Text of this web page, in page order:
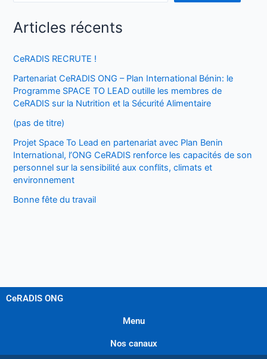
Articles récents
CeRADIS RECRUTE !
Partenariat CeRADIS ONG – Plan International Bénin: le
Programme SPACE TO LEAD outille les membres de
CeRADIS sur la Nutrition et la Sécurité Alimentaire
(pas de titre)
Projet Space To Lead en partenariat avec Plan Benin
International, l’ONG CeRADIS renforce les capacités de son
personnel sur la sensibilité aux conflits, climats et
environnement
Bonne fête du travail
CeRADIS ONG
Menu
Nos canaux